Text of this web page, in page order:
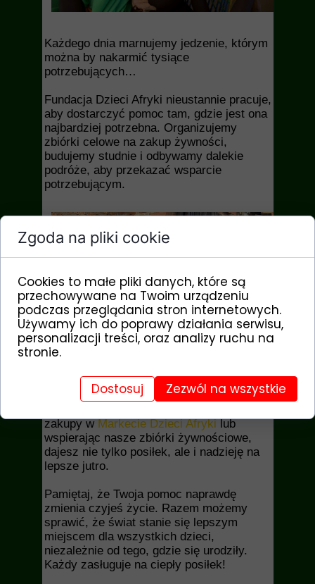
Każdego dnia marnujemy jedzenie, którym
można by nakarmić tysiące
potrzebujących…
Fundacja Dzieci Afryki nieustannie pracuje,
aby dostarczyć pomoc tam, gdzie jest ona
najbardziej potrzebna. Organizujemy
zbiórki celowe na zakup żywności,
budujemy studnie i odbywamy dalekie
podróże, aby przekazać wsparcie
potrzebującym.
Wspólnie możemy zmieniać świat.
zakupy wMarkecie Dzieci Afrykilub
wspierając nasze zbiórki żywnościowe,
dajesz nie tylko posiłek, ale i nadzieję na
lepsze jutro.
Pamiętaj, że Twoja pomoc naprawdę
zmienia czyjeś życie. Razem możemy
sprawić, że świat stanie się lepszym
miejscem dla wszystkich dzieci,
niezależnie od tego, gdzie się urodziły.
Każdy zasługuje na ciepły posiłek!
Zgoda na pliki cookie
Cookies to małe pliki danych, które są
przechowywane na Twoim urządzeniu
podczas przeglądania stron internetowych.
Używamy ich do poprawy działania serwisu,
personalizacji treści, oraz analizy ruchu na
stronie.
Dostosuj Zezwól na wszystkie